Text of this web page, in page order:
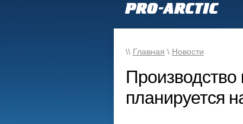
\\ Главная \ Новости
планируется